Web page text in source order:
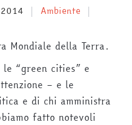
Ambiente
Mondiale della Terra.
le “green cities” e
– e le
e di chi amministra
fatto notevoli